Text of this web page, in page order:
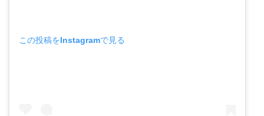
この投稿をInstagramで見る